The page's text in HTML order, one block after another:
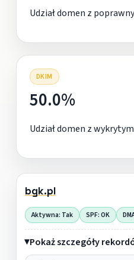
Udział domen z
DKIM
50.0%
Udział domen z
bgk.pl
Aktywna: Tak SPF: OK
Pokaż szczegóły